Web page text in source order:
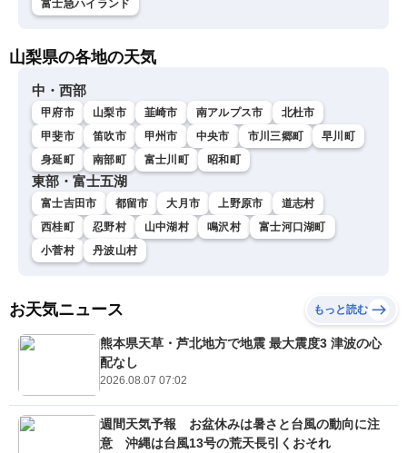
富士急ハイランド
山梨県の各地の天気
中・西部
甲府市 山梨市 韮崎市 南アルプス市
北杜市
甲斐市
笛吹市 甲州市 中央市 市川三郷町
早川町
身延町
南部町 富士川町 昭和町
東部・富士五湖
富士吉田市 都留市 大月市 上野原市
道志村
西桂町
忍野村 山中湖村 鳴沢村
富士河口湖町
小菅村
丹波山村
お天気ニュース もっと読む
熊本県天草・芦北地方で地震 最大震度3 津波の心
配なし
2026.08.07 07:02
週間天気予報 お盆休みは暑さと台風の動向に注
意 沖縄は台風13号の荒天長引くおそれ